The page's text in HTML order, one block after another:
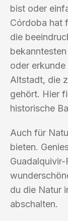
bist oder
Córdoba hat
die
oder
Altstadt, die
gehört. Hier
historische
Auch für
bieten.
du die Natur
abschalten.